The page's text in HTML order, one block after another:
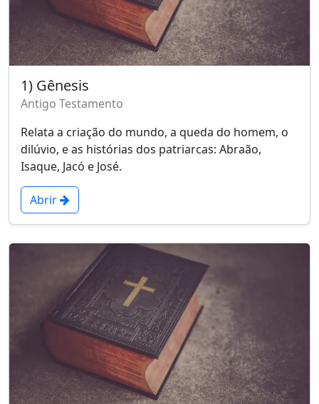
1) Gênesis
Antigo Testamento
Relata a criação do mundo, a queda do homem, o
dilúvio, e as histórias dos patriarcas: Abraão,
Isaque, Jacó e José.
Abrir